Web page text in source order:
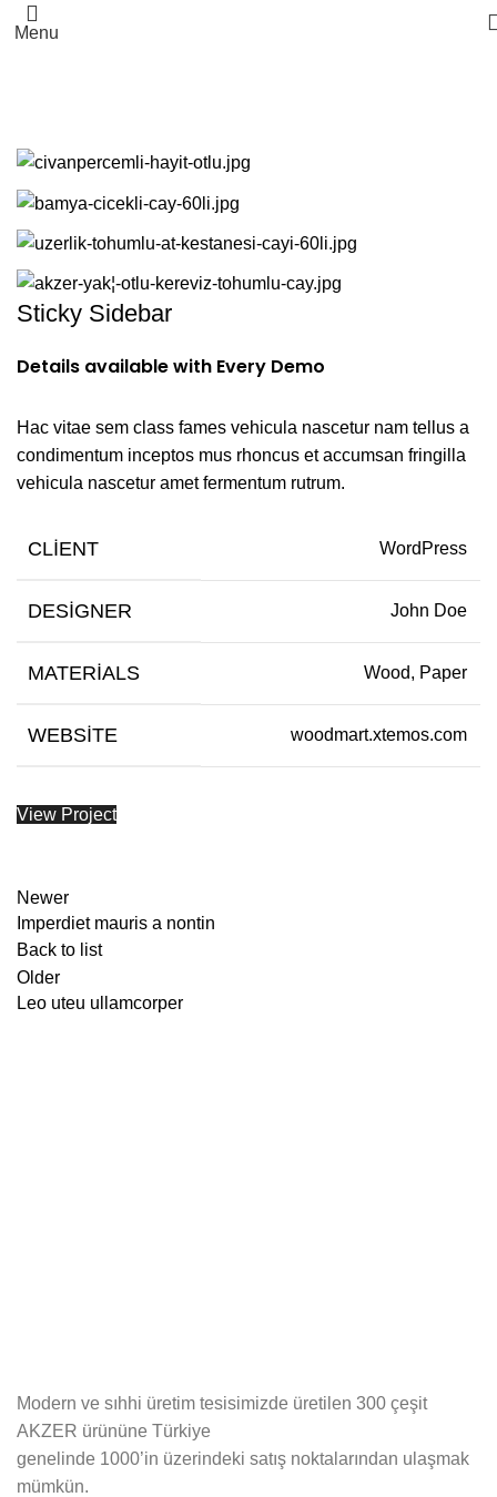
Menu
Sticky Sidebar
Details available with Every Demo
Hac vitae sem class fames vehicula nascetur nam tellus a
condimentum inceptos mus rhoncus et accumsan fringilla
vehicula nascetur amet fermentum rutrum.
CLIENT WordPress
DESIGNER John Doe
MATERIALS Wood, Paper
WEBSITE woodmart.xtemos.com
View Project
Newer
Imperdiet mauris a nontin
Back to list
Older
Leo uteu ullamcorper
Modern ve sıhhi üretim tesisimizde üretilen 300 çeşit
AKZER ürününe Türkiye
genelinde 1000’in üzerindeki satış noktalarından ulaşmak
mümkün.